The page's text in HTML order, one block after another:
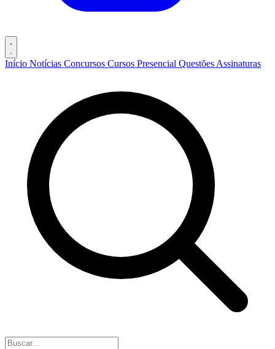
Início Notícias Concursos Cursos Presencial Questões Assinaturas